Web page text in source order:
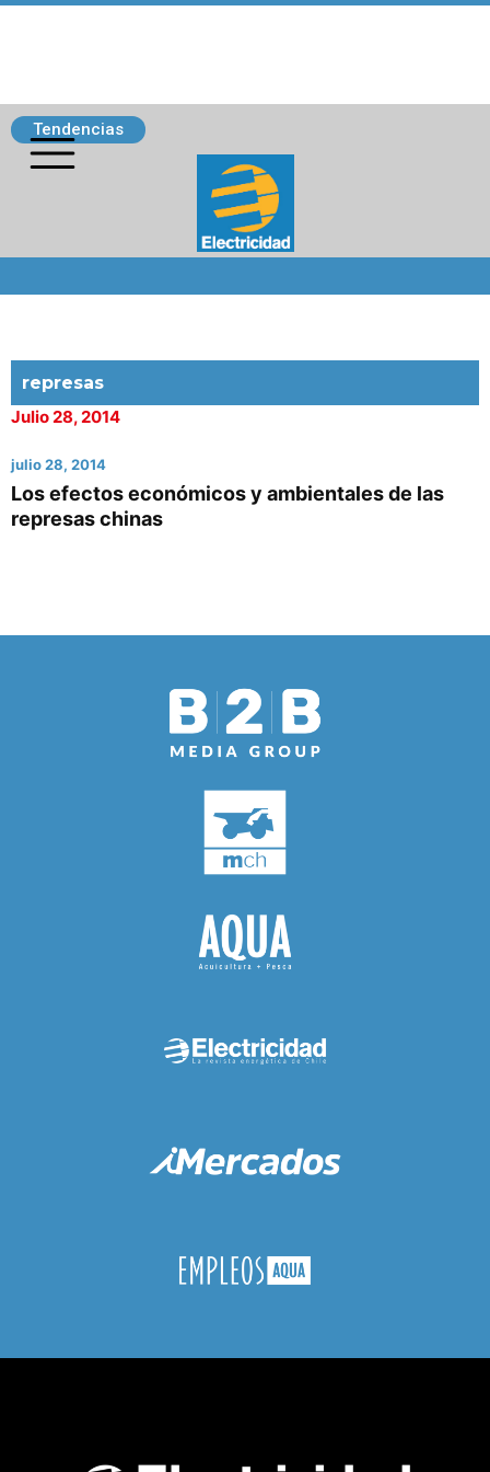
Tendencias
represas
Julio 28, 2014
julio 28, 2014
Los efectos económicos y ambientales de las
represas chinas